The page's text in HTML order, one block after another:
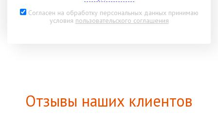
Согласен на обработку персональных данных принимаю
условия пользовательского соглашения
Отзывы наших клиентов